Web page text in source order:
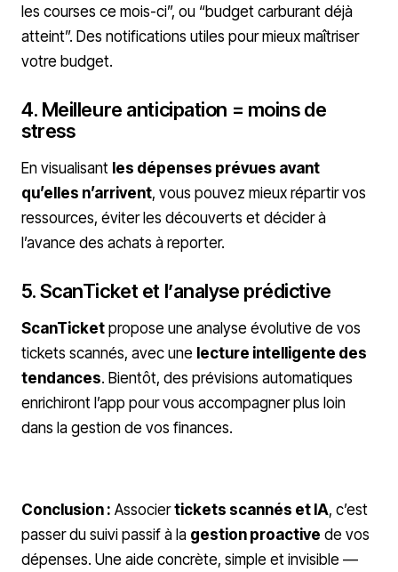
les courses ce mois-ci”, ou “budget carburant déjà
atteint”. Des notifications utiles pour mieux maîtriser
votre budget.
4. Meilleure anticipation = moins de
stress
En visualisant les dépenses prévues avant
qu’elles n’arrivent, vous pouvez mieux répartir vos
ressources, éviter les découverts et décider à
l’avance des achats à reporter.
5. ScanTicket et l’analyse prédictive
ScanTicket propose une analyse évolutive de vos
tickets scannés, avec une lecture intelligente des
tendances. Bientôt, des prévisions automatiques
enrichiront l’app pour vous accompagner plus loin
dans la gestion de vos finances.
Conclusion : Associertickets scannés et IA, c’est
passer du suivi passif à la gestion proactive de vos
dépenses. Une aide concrète, simple et invisible —